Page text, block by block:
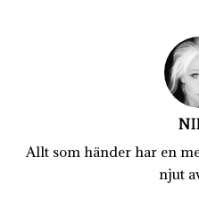
Allt som händer har en
njut